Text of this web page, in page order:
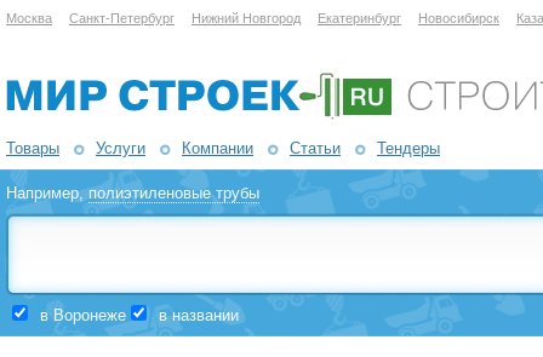
Москва Санкт-Петербург Нижний Новгород Екатеринбург Новосибирск
Товары Услуги Компании Статьи Тендеры
Например,полиэтиленовые трубы
в Воронеже в названии